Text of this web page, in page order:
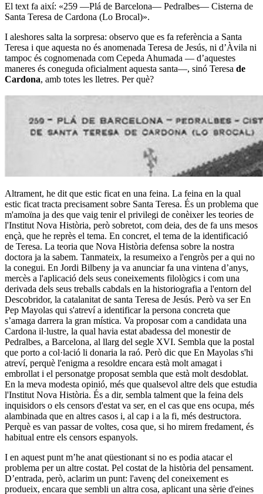
El text fa així: «259 —Plá de Barcelona— Pedralbes— Cisterna de
Santa Teresa de Cardona (Lo Brocal)».
I aleshores salta la sorpresa: observo que es fa referència a Santa
Teresa i que aquesta no és anomenada Teresa de Jesús, ni d’Àvila ni
tampoc és cognomenada com Cepeda Ahumada — d’aquestes
maneres és coneguda oficialment aquesta santa—, sinó Teresa de
Cardona, amb totes les lletres. Per què?
Altrament, he dit que estic ficat en una feina. La feina en la qual
estic ficat tracta precisament sobre Santa Teresa. És un problema que
m'amoïna ja des que vaig tenir el privilegi de conèixer les teories de
l'Institut Nova Història, però sobretot, com deia, des de fa uns mesos
ençà, que he reprès el tema. En concret, el tema de la identificació
de Teresa. La teoria que Nova Història defensa sobre la nostra
doctora ja la sabem. Tanmateix, la resumeixo a l'engròs per a qui no
la conegui. En Jordi Bilbeny ja va anunciar fa una vintena d’anys,
mercès a l'aplicació dels seus coneixements filològics i com una
derivada dels seus treballs cabdals en la historiografia a l'entorn del
Descobridor, la catalanitat de santa Teresa de Jesús. Però va ser En
Pep Mayolas qui s'atreví a identificar la persona concreta que
s’amaga darrera la gran mística. Va proposar com a candidata una
Cardona il·lustre, la qual havia estat abadessa del monestir de
Pedralbes, a Barcelona, al llarg del segle XVI. Sembla que la postal
que porto a col·lació li donaria la raó. Però dic que En Mayolas s'hi
atreví, perquè l'enigma a resoldre encara està molt amagat i
embrollat i el personatge proposat sembla que està molt desdoblat.
En la meva modesta opinió, més que qualsevol altre dels que estudia
l'Institut Nova Història. És a dir, sembla talment que la feina dels
inquisidors o els censors d'estat va ser, en el cas que ens ocupa, més
alambinada que en altres casos i, al cap i a la fi, més destructora.
Perquè es van passar de voltes, cosa que, si ho mirem fredament, és
habitual entre els censors espanyols.
I en aquest punt m’he anat qüestionant si no es podia atacar el
problema per un altre costat. Pel costat de la història del pensament.
D’entrada, però, aclarim un punt: l'avenç del coneixement es
produeix, encara que sembli un altra cosa, aplicant una sèrie d'eines